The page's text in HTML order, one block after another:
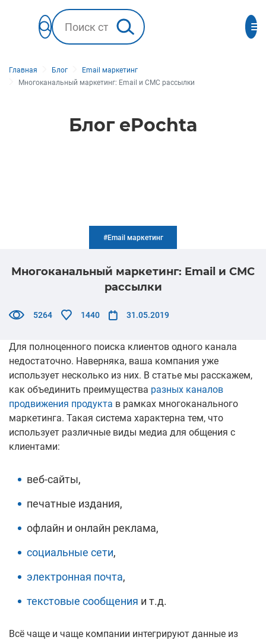
Главная Блог
Email маркетинг
Многоканальный маркетинг: Email и СМС рассылки
Блог ePochta
5264 1440 31.05.2019
#Email маркетинг
Многоканальный маркетинг: Email и СМС
рассылки
Для полноценного поиска клиентов одного канала
недостаточно. Наверняка, ваша компания уже
использует несколько из них. В статье мы расскажем,
как объединить преимущества разных каналов
продвижения продукта в рамках многоканального
маркетинга. Такая система характерна тем, что
использует различные виды медиа для общения с
клиентами:
веб-сайты,
печатные издания,
офлайн и онлайн реклама,
социальные сети,
электронная почта,
текстовые сообщения и т.д.
Всё чаще и чаще компании интегрируют данные из